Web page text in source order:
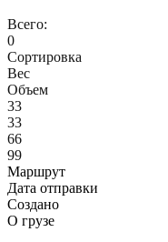
Всего:
0
Сортировка
Вес
Объем
33
33
66
99
Маршрут
Дата отправки
Создано
О грузе